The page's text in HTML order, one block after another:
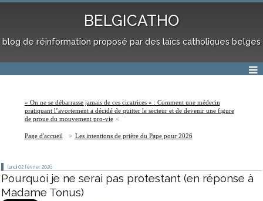
BELGICATHO
blog de réinformation proposé par des laïcs catholiques belges
« On ne se débarrasse jamais de ces cicatrices » : Comment une médecin
pratiquant l’avortement a décidé de quitter le secteur et de devenir une figure
de proue du mouvement pro-vie
Page d'accueil Les intentions de prière du Pape pour 2026
lundi 02 février 2026
Pourquoi je ne serai pas protestant (en réponse à
Madame Tonus)